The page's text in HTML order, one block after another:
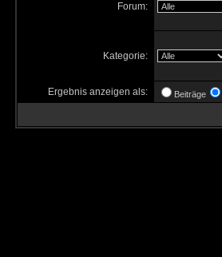
Forum:
Kategorie:
Ergebnis anzeigen als: Beiträge